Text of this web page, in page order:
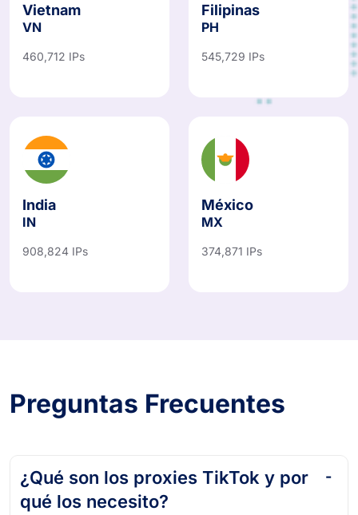
Vietnam
VN
460,712 IPs
Filipinas
PH
545,729 IPs
India
IN
908,824 IPs
México
MX
374,871 IPs
Preguntas Frecuentes
¿Qué son los proxies TikTok y por
qué los necesito?